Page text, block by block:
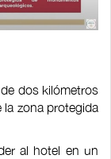
dos kilómetros
la zona protegida
al hotel en un